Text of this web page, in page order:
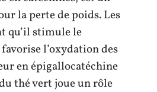
la perte de poids. Les
qu’il stimule le
l’oxydation des
en épigallocatéchine
thé vert joue un rôle